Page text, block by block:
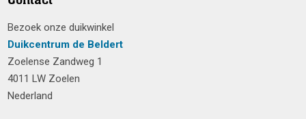
Bezoek onze duikwinkel
Duikcentrum de Beldert
Zoelense Zandweg 1
4011 LW Zoelen
Nederland